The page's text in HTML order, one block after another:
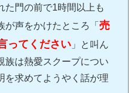
た門の前で1時間以上も
が声をかけたところ「 売
ってください」と叫ん
族は熱愛スクープについ
を求めてようやく話が理